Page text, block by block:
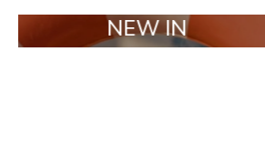
NEW IN